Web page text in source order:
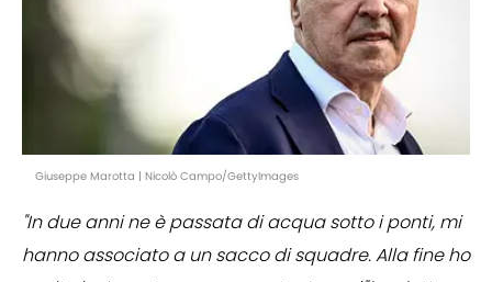
Giuseppe Marotta | Nicolò Campo/GettyImages
"In due anni ne è passata di acqua sotto i ponti, mi
hanno associato a un sacco di squadre. Alla fine ho